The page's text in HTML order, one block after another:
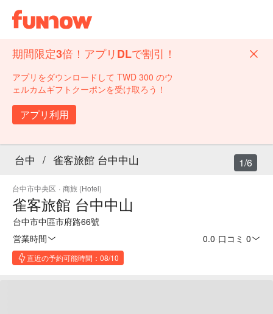
期間限定3倍！アプリDLで割引！
アプリをダウンロードして TWD 300 のウ
ェルカムギフトクーポンを受け取ろう！
アプリ利用
台中 / 雀客旅館 台中中山
台中市中央区 · 商旅 (Hotel)
雀客旅館 台中中山
台中市中區市府路66號
営業時間
0.0 口コミ 0
直近の予約可能時間：08/10
1/6